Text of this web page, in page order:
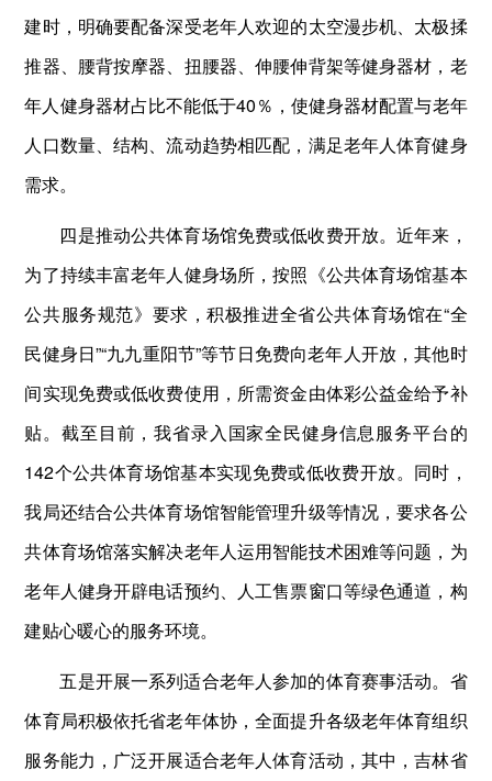
建时，明确要配备深受老年人欢迎的太空漫步机、太极揉
推器、腰背按摩器、扭腰器、伸腰伸背架等健身器材，老
年人健身器材占比不能低于40％，使健身器材配置与老年
人口数量、结构、流动趋势相匹配，满足老年人体育健身
需求。
四是推动公共体育场馆免费或低收费开放。近年来，
为了持续丰富老年人健身场所，按照《公共体育场馆基本
公共服务规范》要求，积极推进全省公共体育场馆在“全
民健身日”“九九重阳节”等节日免费向老年人开放，其他时
间实现免费或低收费使用，所需资金由体彩公益金给予补
贴。截至目前，我省录入国家全民健身信息服务平台的
142个公共体育场馆基本实现免费或低收费开放。同时，
我局还结合公共体育场馆智能管理升级等情况，要求各公
共体育场馆落实解决老年人运用智能技术困难等问题，为
老年人健身开辟电话预约、人工售票窗口等绿色通道，构
建贴心暖心的服务环境。
五是开展一系列适合老年人参加的体育赛事活动。省
体育局积极依托省老年体协，全面提升各级老年体育组织
服务能力，广泛开展适合老年人体育活动，其中，吉林省